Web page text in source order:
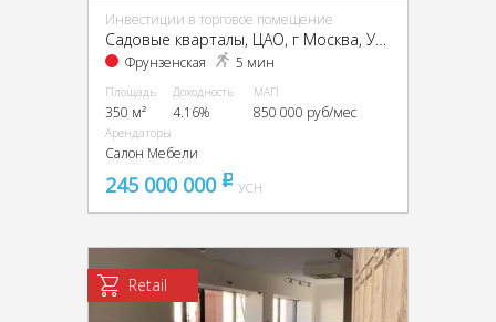
Инвестиции в торговое помещение
Фрунзенская 5 мин
Площадь
350 м²
Доходность
4.16%
МАП
850 000 руб/мес
Арендаторы
Салон Мебели
245 000 000 pуб
УСН
Retail